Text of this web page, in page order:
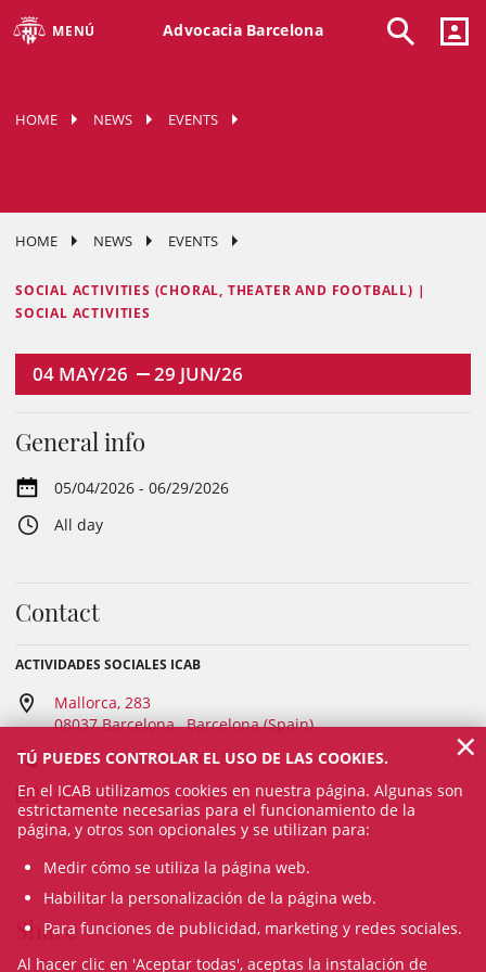
MENÚ Advocacia Barcelona
HOME NEWS EVENTS
HOME NEWS EVENTS
SOCIAL ACTIVITIES (CHORAL, THEATER AND FOOTBALL) |
SOCIAL ACTIVITIES
04 MAY/26 29 JUN/26
General info
05/04/2026 - 06/29/2026
All day
Contact
ACTIVIDADES SOCIALES ICAB
Mallorca, 283
08037 Barcelona , Barcelona (Spain)
93 601 13 31 / 93 496 18 80
activitatssocials@icab.cat
Share
TÚ PUEDES CONTROLAR EL USO DE LAS COOKIES.
En el ICAB utilizamos cookies en nuestra página. Algunas son
estrictamente necesarias para el funcionamiento de la
página, y otros son opcionales y se utilizan para:
Medir cómo se utiliza la página web.
Habilitar la personalización de la página web.
Para funciones de publicidad, marketing y redes sociales.
Al hacer clic en 'Aceptar todas', aceptas la instalación de
×